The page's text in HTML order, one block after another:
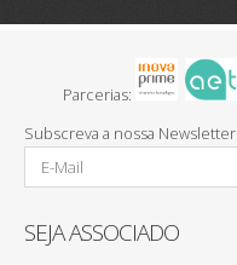
Parcerias:
Subscreva a nossa Newsletter
SEJA ASSOCIADO